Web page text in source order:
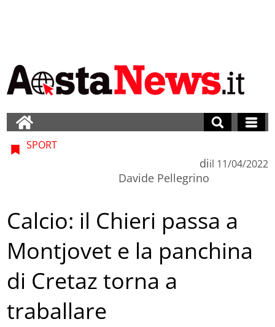
SPORT
di
Davide Pellegrino
il 11/04/2022
Calcio: il Chieri passa a
Montjovet e la panchina
di Cretaz torna a
traballare